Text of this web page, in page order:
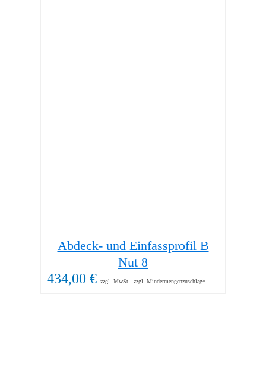
Abdeck- und Einfassprofil B
Nut 8
434,00 € zzgl. MwSt. zzgl. Mindermengenzuschlag*